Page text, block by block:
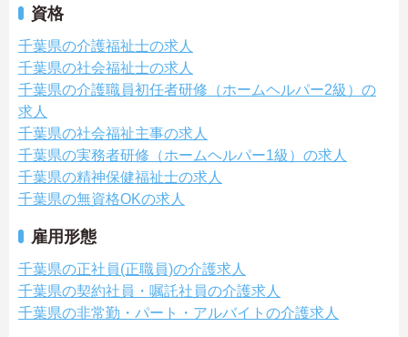
資格
千葉県の介護福祉士の求人
千葉県の社会福祉士の求人
千葉県の介護職員初任者研修（ホームヘルパー2級）の
求人
千葉県の社会福祉主事の求人
千葉県の実務者研修（ホームヘルパー1級）の求人
千葉県の精神保健福祉士の求人
千葉県の無資格OKの求人
雇用形態
千葉県の正社員(正職員)の介護求人
千葉県の契約社員・嘱託社員の介護求人
千葉県の非常勤・パート・アルバイトの介護求人